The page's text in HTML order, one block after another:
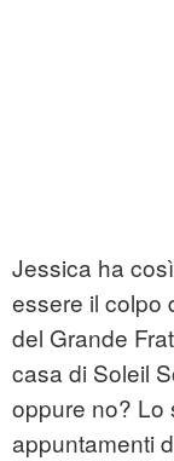
Jessica ha
essere il colpo
del Grande
casa di Soleil
oppure no? Lo
appuntamenti